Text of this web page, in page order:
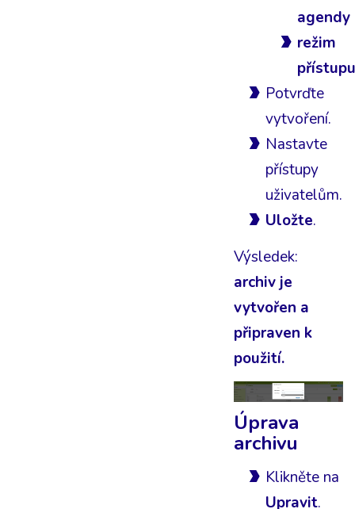
agendy
režim
přístupu
Potvrďte
vytvoření.
Nastavte
přístupy
uživatelům.
Uložte.
Výsledek:
archiv je
vytvořen a
připraven k
použití.
Úprava
archivu
Klikněte na
Upravit.